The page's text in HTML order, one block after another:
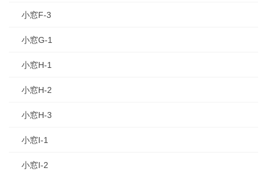
小窓F-3
小窓G-1
小窓H-1
小窓H-2
小窓H-3
小窓I-1
小窓I-2